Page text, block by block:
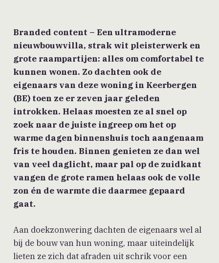
Branded content – Een ultramoderne
nieuwbouwvilla, strak wit pleisterwerk en
grote raampartijen: alles om comfortabel te
kunnen wonen. Zo dachten ook de
eigenaars van deze woning in Keerbergen
(BE) toen ze er zeven jaar geleden
introkken. Helaas moesten ze al snel op
zoek naar de juiste ingreep om het op
warme dagen binnenshuis toch aangenaam
fris te houden. Binnen genieten ze dan wel
van veel daglicht, maar pal op de zuidkant
vangen de grote ramen helaas ook de volle
zon én de warmte die daarmee gepaard
gaat.
Aan doekzonwering dachten de eigenaars wel al
bij de bouw van hun woning, maar uiteindelijk
lieten ze zich dat afraden uit schrik voor een